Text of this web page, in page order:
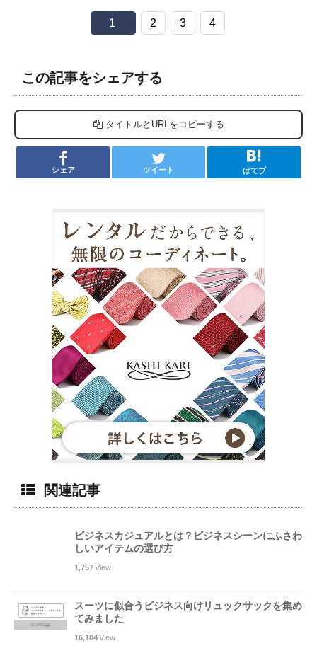
1 2 3 4
この記事をシェアする
タイトルとURLをコピーする
シェア ツイート はてブ
関連記事
ビジネスカジュアルとは？ビジネスシーンにふさわ
しいアイテムの選び方
1,757View
スーツに似合うビジネス向けリュックサックを集め
てみました
16,184View